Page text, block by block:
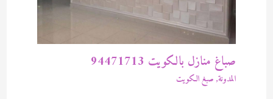
صباغ منازل بالكويت 94471713
المدونة, صبغ الكويت